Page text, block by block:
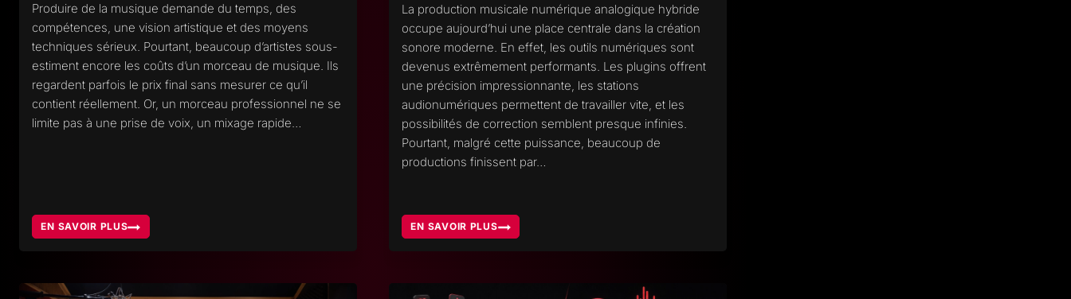
Produire de la musique demande du temps, des
compétences, une vision artistique et des moyens
techniques sérieux. Pourtant, beaucoup d’artistes sous-
estiment encore les coûts d’un morceau de musique. Ils
regardent parfois le prix final sans mesurer ce qu’il
contient réellement. Or, un morceau professionnel ne se
limite pas à une prise de voix, un mixage rapide…
EN SAVOIR PLUS
LES
COÛTS
AUJOURD’HUI,
COMPRENDRE
La production musicale numérique analogique hybride
occupe aujourd’hui une place centrale dans la création
sonore moderne. En effet, les outils numériques sont
devenus extrêmement performants. Les plugins offrent
une précision impressionnante, les stations
audionumériques permettent de travailler vite, et les
possibilités de correction semblent presque infinies.
Pourtant, malgré cette puissance, beaucoup de
productions finissent par…
EN SAVOIR PLUS
PRODUCTION
MUSICALE
LE
BON